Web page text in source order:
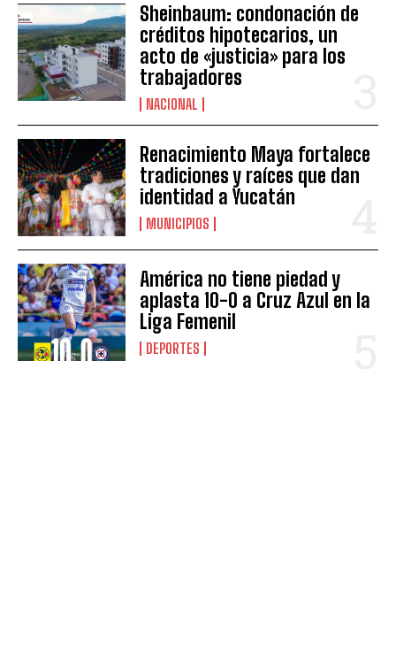
Sheinbaum: condonación de
créditos hipotecarios, un
acto de «justicia» para los
trabajadores
NACIONAL
Renacimiento Maya fortalece
tradiciones y raíces que dan
identidad a Yucatán
MUNICIPIOS
América no tiene piedad y
aplasta 10-0 a Cruz Azul en la
Liga Femenil
DEPORTES